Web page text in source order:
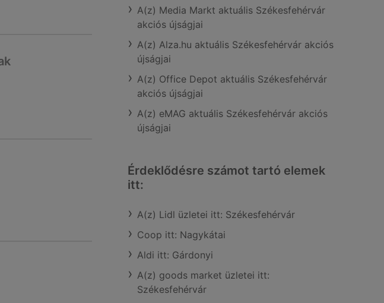
A(z) Media Markt aktuális Székesfehérvár
akciós újságjai
A(z) Alza.hu aktuális Székesfehérvár akciós
újságjai
A(z) Office Depot aktuális Székesfehérvár
akciós újságjai
A(z) eMAG aktuális Székesfehérvár akciós
újságjai
Érdeklődésre számot tartó elemek
itt:
A(z) Lidl üzletei itt: Székesfehérvár
Coop itt: Nagykátai
Aldi itt: Gárdonyi
A(z) goods market üzletei itt:
Székesfehérvár